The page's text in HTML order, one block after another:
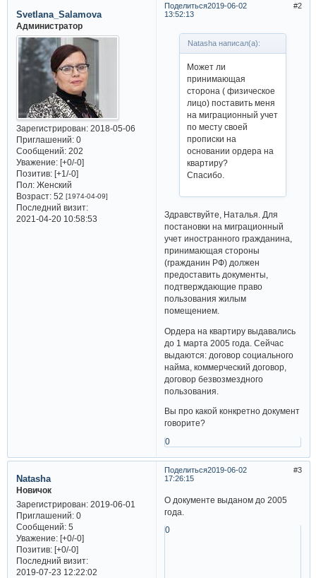
Поделиться 2
2019-06-02
13:52:13
Svetlana_Salamova
Администратор
Зарегистрирован: 2018-05-06
Приглашений:0
Сообщений:202
Уважение: [+0/-0]
Позитив: [+1/-0]
Пол:Женский
Возраст:52 [1974-04-09]
Последний визит:
2021-04-20 10:58:53
Natasha написал(а):
Может ли
принимающая
сторона ( физическое
лицо) поставить меня
на миграционный учет
по месту своей
прописки на
основании ордера на
квартиру?
Спасибо.
Здравствуйте, Наталья. Для
постановки на миграционный
учет иностранного гражданина,
принимающая стороны
(гражданин РФ) должен
предоставить документы,
подтверждающие право
пользования жилым
помещением.
Ордера на квартиру выдавались
до 1 марта 2005 года. Сейчас
выдаются: договор социального
найма, коммерческий договор,
договор безвозмездного
пользования.
Вы про какой конкретно документ
говорите?
0
Поделиться 3
2019-06-02
17:26:15
Natasha
Новичок
Зарегистрирован: 2019-06-01
Приглашений:0
Сообщений:5
Уважение: [+0/-0]
Позитив: [+0/-0]
Последний визит:
2019-07-23 12:22:02
O документе выданом до 2005
года.
0